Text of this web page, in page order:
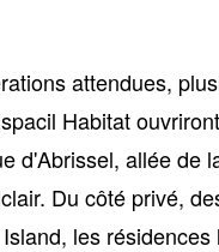
attendues,
Habitat
d'Abrissel, allée de
Du côté privé,
, les résidences